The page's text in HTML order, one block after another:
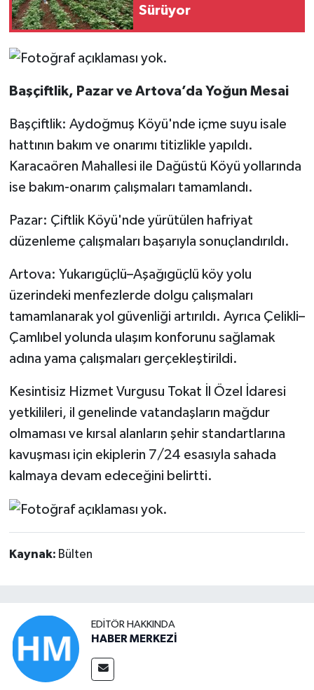
Sürüyor
Başçiftlik, Pazar ve Artova’da Yoğun Mesai
Başçiftlik: Aydoğmuş Köyü'nde içme suyu isale
hattının bakım ve onarımı titizlikle yapıldı.
Karacaören Mahallesi ile Dağüstü Köyü yollarında
ise bakım-onarım çalışmaları tamamlandı.
Pazar: Çiftlik Köyü'nde yürütülen hafriyat
düzenleme çalışmaları başarıyla sonuçlandırıldı.
Artova: Yukarıgüçlü–Aşağıgüçlü köy yolu
üzerindeki menfezlerde dolgu çalışmaları
tamamlanarak yol güvenliği artırıldı. Ayrıca Çelikli–
Çamlıbel yolunda ulaşım konforunu sağlamak
adına yama çalışmaları gerçekleştirildi.
Kesintisiz Hizmet Vurgusu Tokat İl Özel İdaresi
yetkilileri, il genelinde vatandaşların mağdur
olmaması ve kırsal alanların şehir standartlarına
kavuşması için ekiplerin 7/24 esasıyla sahada
kalmaya devam edeceğini belirtti.
Kaynak: Bülten
EDITÖR HAKKINDA
HABER MERKEZİ